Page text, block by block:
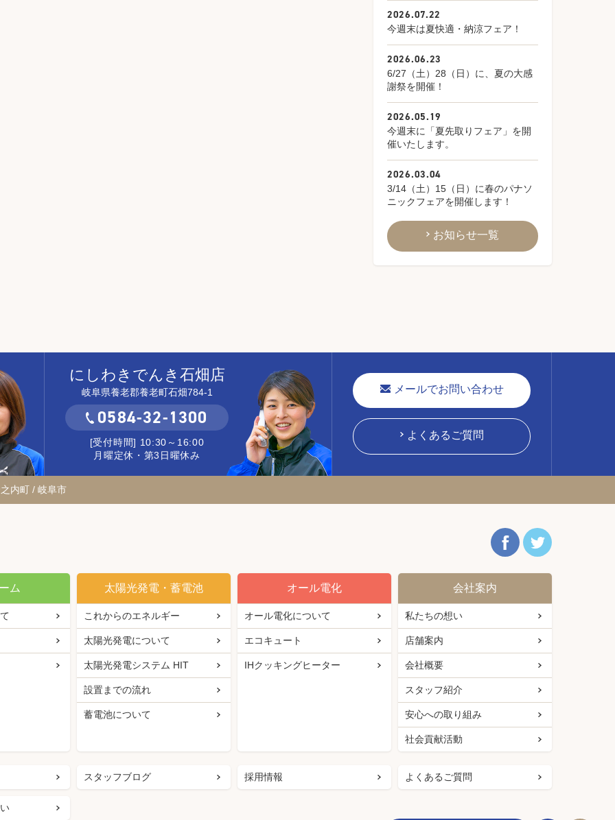
2026.07.22
今週末は夏快適・納涼フェア！
2026.06.23
6/27（土）28（日）に、夏の大感
謝祭を開催！
2026.05.19
今週末に「夏先取りフェア」を開
催いたします。
2026.03.04
3/14（土）15（日）に春のパナソ
ニックフェアを開催します！
お知らせ一覧
にしわきでんき石畑店
岐阜県養老郡養老町石畑784-1
0584-32-1300
[受付時間] 10:30～16:00
月曜定休・第3日曜休み
メールでお問い合わせ
よくあるご質問
内町 / 岐阜市
ム 太陽光発電・蓄電池
これからのエネルギー
太陽光発電について
太陽光発電システム HIT
設置までの流れ
蓄電池について
オール電化
オール電化について
エコキュート
IHクッキングヒーター
会社案内
私たちの想い
店舗案内
会社概要
スタッフ紹介
安心への取り組み
社会貢献活動
スタッフブログ 採用情報 よくあるご質問